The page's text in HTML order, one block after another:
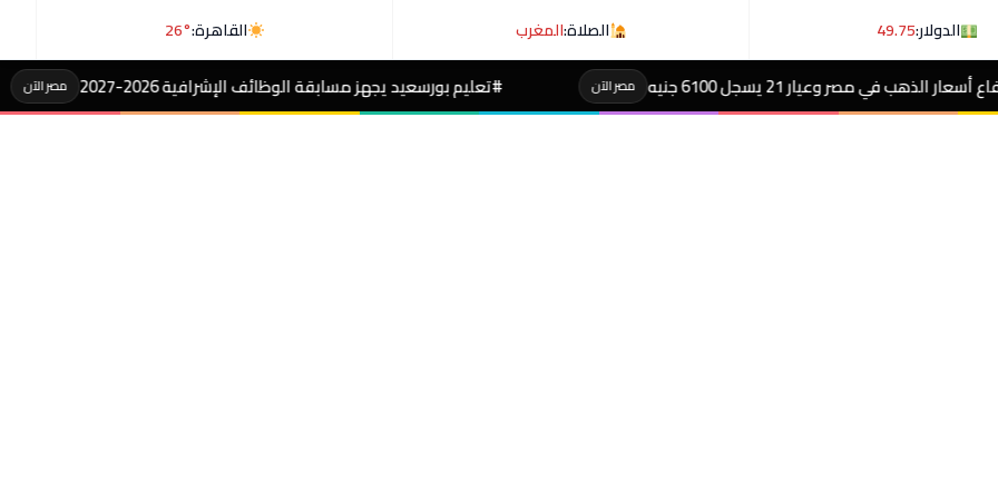
الدولار:49.75 الصلاة:المغرب القاهرة:26°
21 يسجل 6100 جنيه مصر الآن #تعليم بورسعيد يجهز مسابقة الوظائف الإشرافية 2026-2027 مصر الآن